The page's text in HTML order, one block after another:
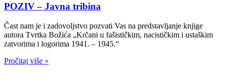
POZIV – Javna tribina
Čast nam je i zadovoljstvo pozvati Vas na predstavljanje knjige
autora Tvrtka Božića „Krčani u fašističkim, nacističkim i ustaškim
zatvorima i logorima 1941. – 1945.“
Pročitaj više »